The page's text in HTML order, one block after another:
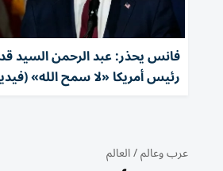
فانس يحذر: عبد الرحمن السيد
رئيس أمريكا «لا سمح الله»
عرب وعالم/العالم